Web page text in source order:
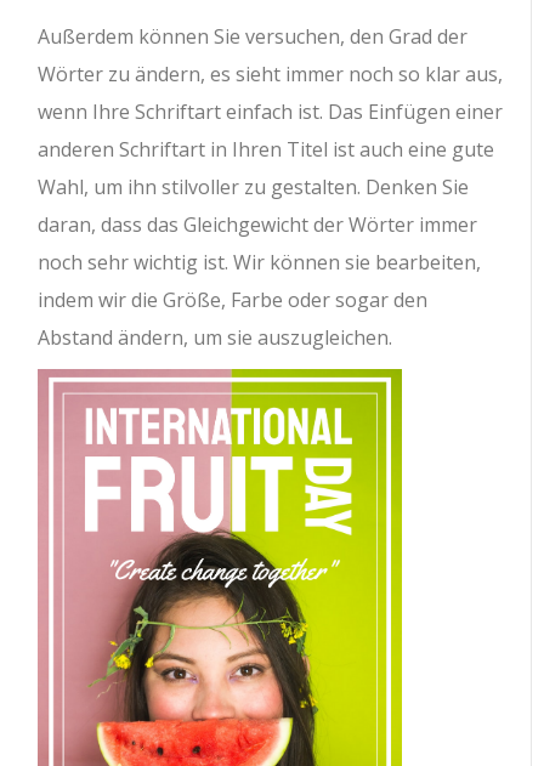
Außerdem können Sie versuchen, den Grad der
Wörter zu ändern, es sieht immer noch so klar aus,
wenn Ihre Schriftart einfach ist. Das Einfügen einer
anderen Schriftart in Ihren Titel ist auch eine gute
Wahl, um ihn stilvoller zu gestalten. Denken Sie
daran, dass das Gleichgewicht der Wörter immer
noch sehr wichtig ist. Wir können sie bearbeiten,
indem wir die Größe, Farbe oder sogar den
Abstand ändern, um sie auszugleichen.